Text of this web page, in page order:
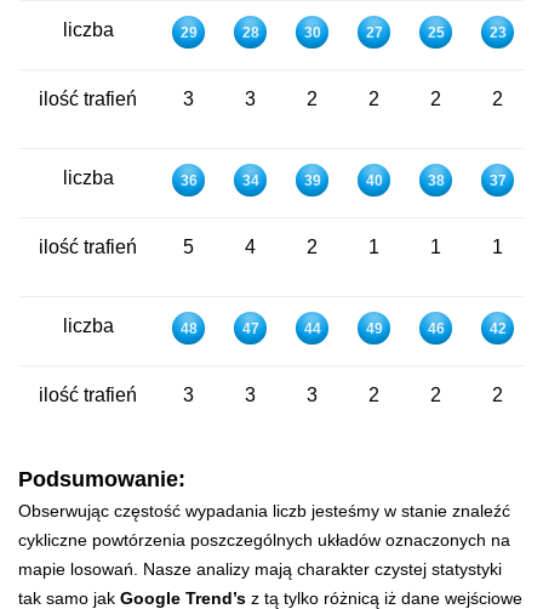
liczba 29 28 30 27 25 23
ilość trafień 3 3 2 2 2 2
liczba 36 34 39 40 38 37
ilość trafień 5 4 2 1 1 1
liczba 48 47 44 49 46 42
ilość trafień 3 3 3 2 2 2
Podsumowanie:
Obserwując częstość wypadania liczb jesteśmy w stanie znaleźć
cykliczne powtórzenia poszczególnych układów oznaczonych na
mapie losowań. Nasze analizy mają charakter czystej statystyki
tak samo jak Google Trend’s z tą tylko różnicą iż dane wejściowe